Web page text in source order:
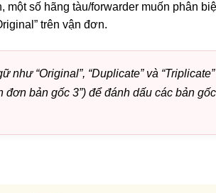
số hãng tàu/forwarder muốn phân
trên vận đơn.
“Original”, “Duplicate” và “Triplicate”
đơn bản gốc 3”) để đánh dấu các bản